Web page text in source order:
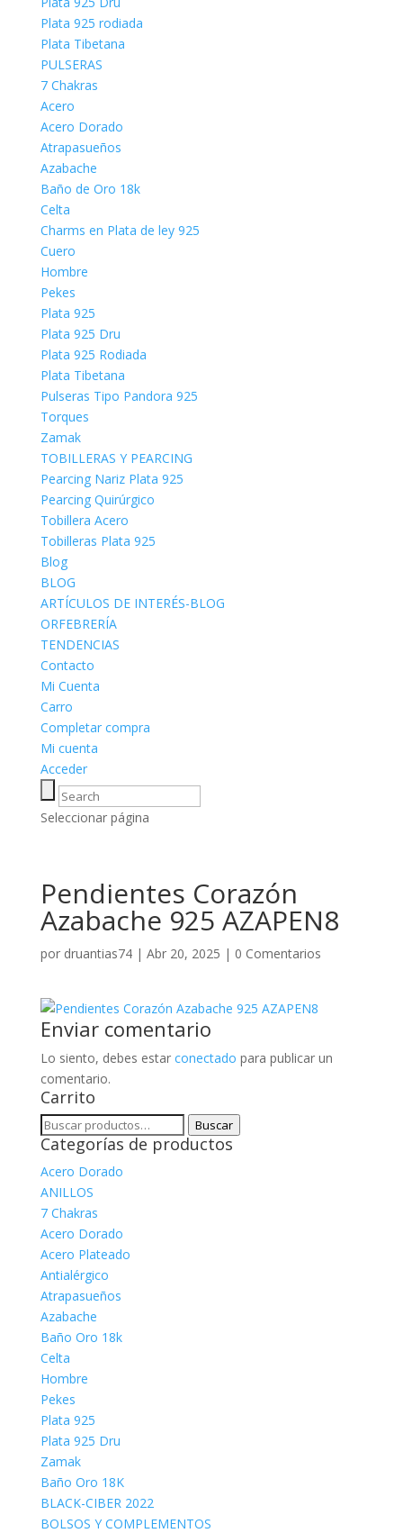
Plata 925 rodiada
Plata Tibetana
PULSERAS
7 Chakras
Acero
Acero Dorado
Atrapasueños
Azabache
Baño de Oro 18k
Celta
Charms en Plata de ley 925
Cuero
Hombre
Pekes
Plata 925
Plata 925 Dru
Plata 925 Rodiada
Plata Tibetana
Pulseras Tipo Pandora 925
Torques
Zamak
TOBILLERAS Y PEARCING
Pearcing Nariz Plata 925
Pearcing Quirúrgico
Tobillera Acero
Tobilleras Plata 925
Blog
BLOG
ARTÍCULOS DE INTERÉS-BLOG
ORFEBRERÍA
TENDENCIAS
Contacto
Mi Cuenta
Carro
Completar compra
Mi cuenta
Acceder
Seleccionar página
Pendientes Corazón
Azabache 925 AZAPEN8
por druantias74| Abr 20, 2025 | 0 Comentarios
Enviar comentario
Lo siento, debes estar conectado para publicar un
comentario.
Carrito
Buscar
por:
Buscar
Categorías de productos
Acero Dorado
ANILLOS
7 Chakras
Acero Dorado
Acero Plateado
Antialérgico
Atrapasueños
Azabache
Baño Oro 18k
Celta
Hombre
Pekes
Plata 925
Plata 925 Dru
Zamak
Baño Oro 18K
BLACK-CIBER 2022
BOLSOS Y COMPLEMENTOS